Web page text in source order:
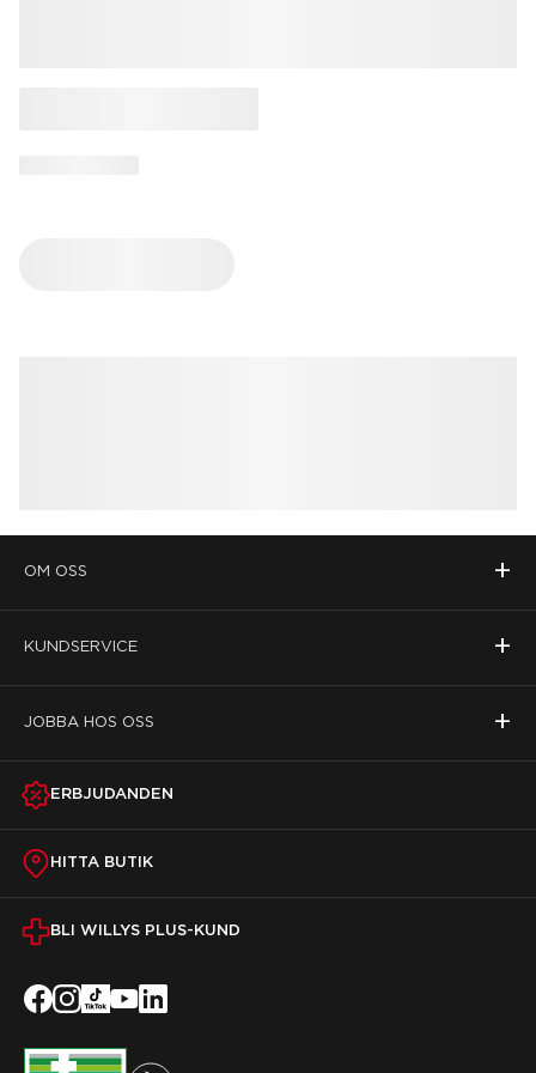
OM OSS +
KUNDSERVICE +
JOBBA HOS OSS +
ERBJUDANDEN
HITTA BUTIK
BLI WILLYS PLUS-KUND